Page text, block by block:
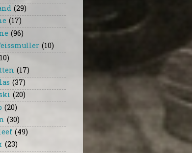
(29)
(17)
(96)
(10)
(17)
(37)
(20)
(20)
(30)
(49)
(23)